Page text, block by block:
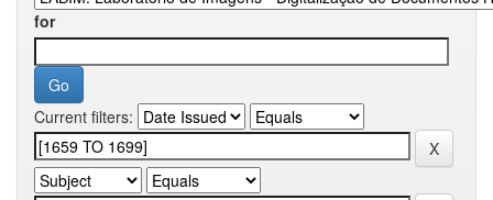
for
Current filters: